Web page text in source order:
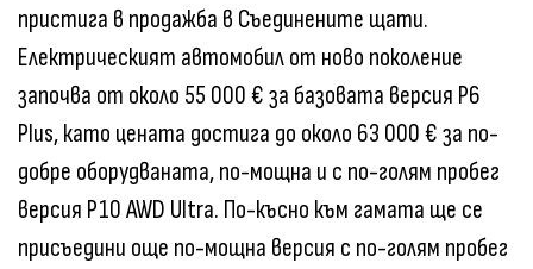
пристига в продажба в Съединените щати.
Електрическият автомобил от ново поколение
започва от около 55 000 € за базовата версия P6
Plus, като цената достига до около 63 000 € за по-
добре оборудваната, по-мощна и с по-голям пробег
версия P10 AWD Ultra. По-късно към гамата ще се
присъедини още по-мощна версия с по-голям пробег